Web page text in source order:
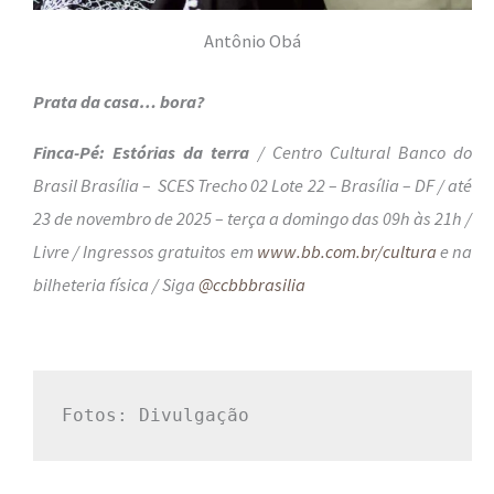
Antônio Obá
Prata da casa… bora?
Finca-Pé: Estórias da terra / Centro Cultural Banco do
Brasil Brasília – SCES Trecho 02 Lote 22 – Brasília – DF / até
23 de novembro de 2025 – terça a domingo das 09h às 21h /
Livre / Ingressos gratuitos em www.bb.com.br/culturae na
bilheteria física / Siga @ccbbbrasilia
Fotos: Divulgação